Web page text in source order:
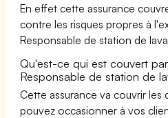
En effet cette assurance
contre les risques propres à
Responsable de station de
Qu'est-ce qui est couvert
Responsable de station de
Cette assurance va couvrir les
pouvez occasionner à vos